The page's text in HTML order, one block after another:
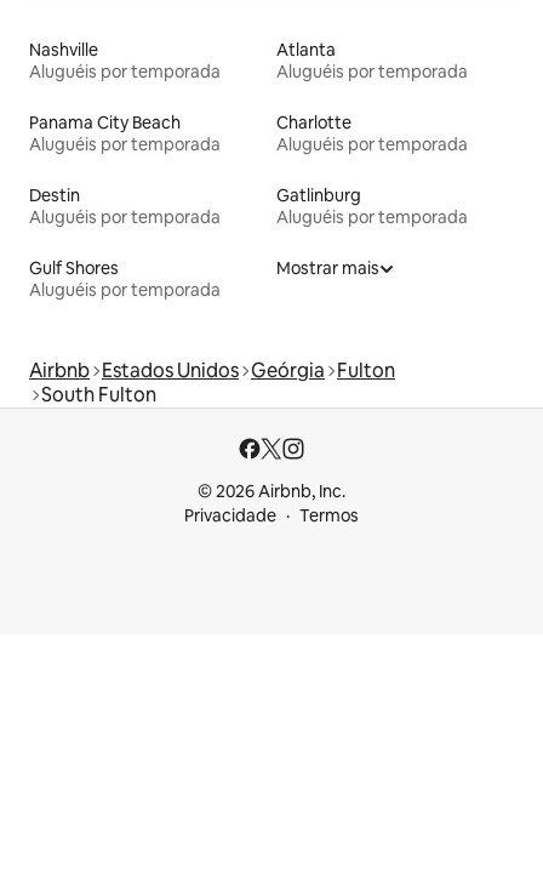
Nashville
Aluguéis por temporada
Atlanta
Aluguéis por temporada
Panama City Beach
Aluguéis por temporada
Charlotte
Aluguéis por temporada
Destin
Aluguéis por temporada
Gatlinburg
Aluguéis por temporada
Gulf Shores
Aluguéis por temporada
Mostrar mais
Airbnb Estados Unidos Geórgia Fulton
South Fulton
© 2026 Airbnb, Inc.
Privacidade
Termos